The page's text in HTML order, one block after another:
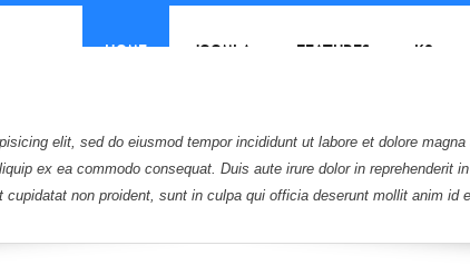
HOME JOOMLA FEATURES K2
elit, sed do eiusmod tempor incididunt ut labore et dolore
ex ea commodo consequat. Duis aute irure dolor in reprehenderit
non proident, sunt in culpa qui officia deserunt mollit anim id